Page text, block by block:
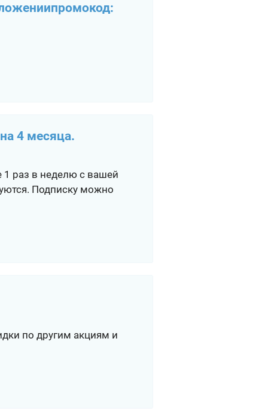
4 месяца.
1 раз в неделю с вашей
Подписку можно
по другим акциям и